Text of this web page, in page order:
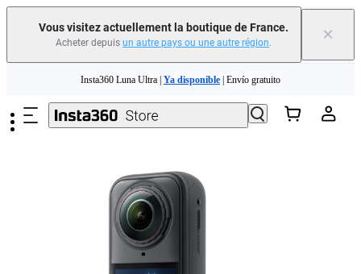
Vous visitez actuellement la boutique de France.
Acheter depuis un autre pays ou une autre région. ×
Insta360 Luna Ultra | Ya disponible | Envío gratuito
Échangez votre ancien appareil et recevez de l'argent pour votre nouvel achat.｜
En savoir plus
Need shopping help? | Chat with our experts now!
Insta360 Luna Ultra |Ya disponible